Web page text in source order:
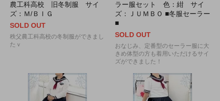
農工科高校 旧冬制服 サイ
ズ：Ｍ/ＢＩＧ
SOLD OUT
秩父農工科高校の冬制服ができまし
たｖ
ラー服セット 色：紺 サイ
ズ：ＪＵＭＢＯ ■冬服セーラー
■
SOLD OUT
おなじみ、定番型のセーラー服に大
きめ体型の方も着用いただけるサイ
ズができました！